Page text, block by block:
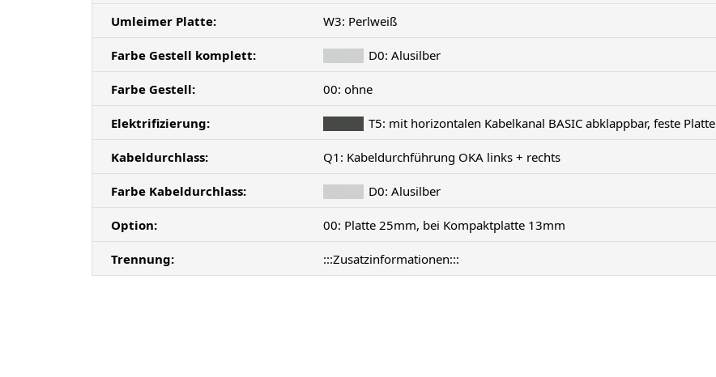
Umleimer Platte: W3: Perlweiß
Farbe Gestell komplett: D0: Alusilber
Farbe Gestell: 00: ohne
Elektrifizierung: T5: mit horizontalen Kabelkanal BASIC abklappbar, feste Platte
Kabeldurchlass: Q1: Kabeldurchführung OKA links + rechts
Farbe Kabeldurchlass: D0: Alusilber
Option: 00: Platte 25mm, bei Kompaktplatte 13mm
Trennung: :::Zusatzinformationen:::